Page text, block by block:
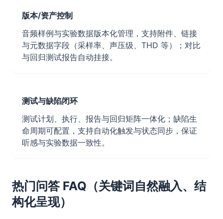
版本/资产控制
音频样例与实验数据版本化管理，支持附件、链接
与元数据字段（采样率、声压级、THD 等）；对比
与回归测试报告自动挂接。
测试与缺陷闭环
测试计划、执行、报告与回归矩阵一体化；缺陷生
命周期可配置，支持自动化触发与状态同步，保证
听感与实验数据一致性。
热门问答 FAQ（关键词自然融入、结
构化呈现）